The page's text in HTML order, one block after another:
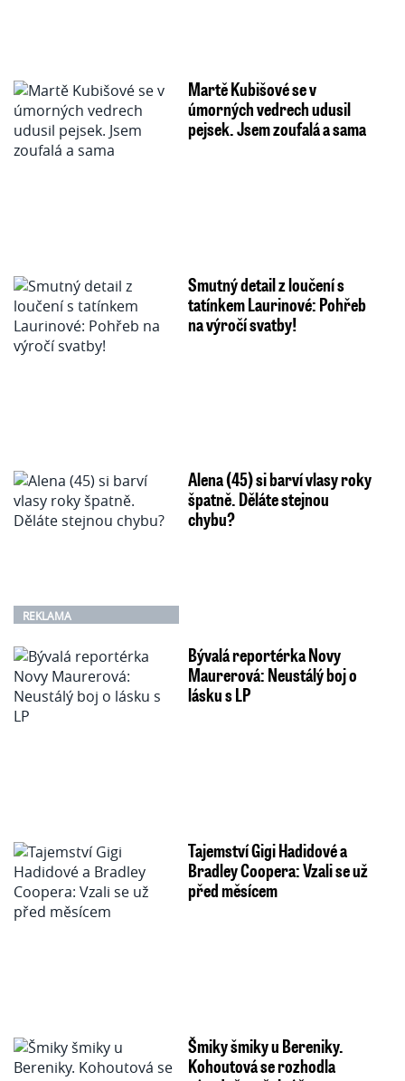
Martě Kubišové se v
úmorných vedrech udusil
pejsek. Jsem zoufalá a sama
Smutný detail z loučení s
tatínkem Laurinové: Pohřeb
na výročí svatby!
REKLAMA
Alena (45) si barví vlasy roky
špatně. Děláte stejnou
chybu?
Bývalá reportérka Novy
Maurerová: Neustálý boj o
lásku s LP
Tajemství Gigi Hadidové a
Bradley Coopera: Vzali se už
před měsícem
Šmiky šmiky u Bereniky.
Kohoutová se rozhodla